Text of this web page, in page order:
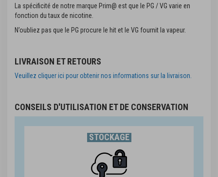
La spécificité de notre marque Prim@ est que le PG / VG varie en
fonction du taux de nicotine.
N’oubliez pas que le PG procure le hit et le VG fournit la vapeur.
LIVRAISON ET RETOURS
Veuillez cliquer ici pour obtenir nos informations sur la livraison.
CONSEILS D'UTILISATION ET DE CONSERVATION
STOCKAGE